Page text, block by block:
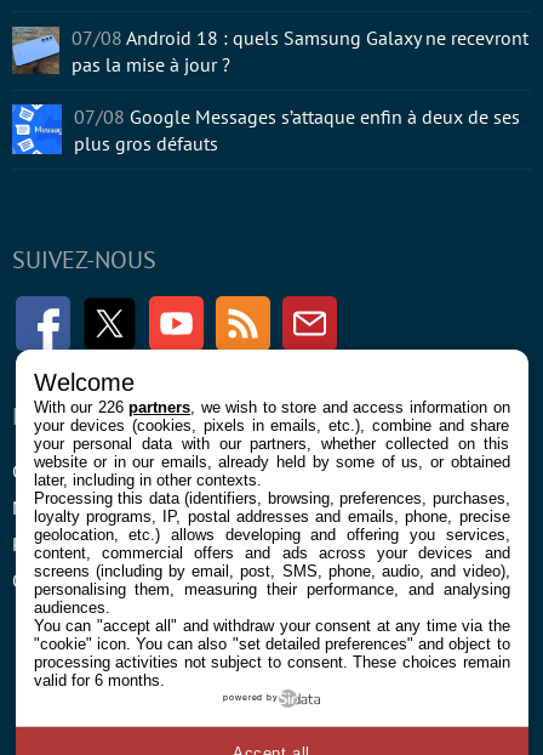
SUIVEZ-NOUS
FacebookTwitter Youtube RSS Newsletter
ENTREPRISE
Confidentialité et Cookies
Mentions légales et CGU
Préférences Cookies
Qui sommes nous
À PROPOS
Contact
07/08 Android 18 : quels Samsung Galaxy ne recevront
pas la mise à jour ?
07/08 Google Messages s’attaque enfin à deux de ses
plus gros défauts
Welcome
With our 226partners , we wish to store and access information on
your devices (cookies, pixels in emails, etc.), combine and share
your personal data with our partners, whether collected on this
website or in our emails, already held by some of us, or obtained
later, including in other contexts.
Processing this data (identifiers, browsing, preferences, purchases,
loyalty programs, IP, postal addresses and emails, phone, precise
geolocation, etc.) allows developing and offering you services,
content, commercial offers and ads across your devices and
screens (including by email, post, SMS, phone, audio, and video),
personalising them, measuring their performance, and analysing
audiences.
You can "accept all" and withdraw your consent at any time via the
"cookie" icon. You can also "set detailed preferences" and object to
processing activities not subject to consent. These choices remain
valid for 6 months.
powered by